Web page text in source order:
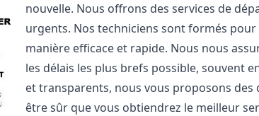
nouvelle. Nous offrons des services de
urgents. Nos techniciens sont formés
manière efficace et rapide. Nous nous
les délais les plus brefs possible, souvent
et transparents, nous vous proposons
être sûr que vous obtiendrez le meilleur